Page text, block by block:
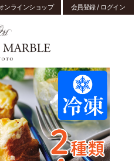
ンラインショップ 会員登録 / ログイン